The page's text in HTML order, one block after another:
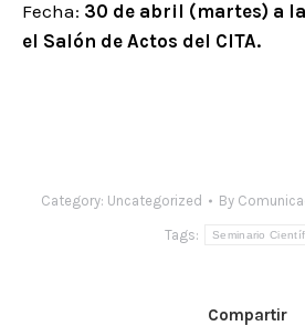
Fecha: 30 de abril (martes) a
el Salón de Actos del CITA.
Category: Uncategorized By
Tags: Seminario
Compartir